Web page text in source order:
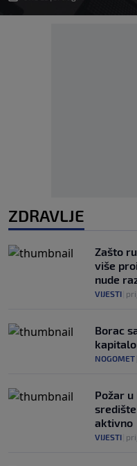
ZDRAVLJE
Zašto
više
nude
VIJESTI
Borac
NOGOMET
Požar
aktivno
VIJESTI